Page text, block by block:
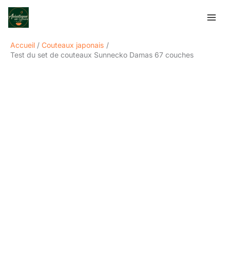
Aller
Accueil
Couteaux japonais
Test du set de couteaux Sunnecko Damas 67 couches
Rechercher